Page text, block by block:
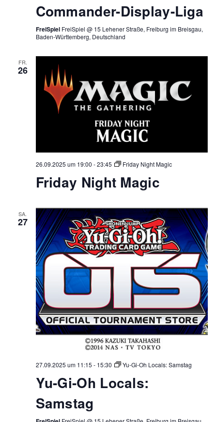
Commander-Display-Liga
FreiSpiel FreiSpiel @ 15 Lehener Straße, Freiburg im Breisgau,
Baden-Württemberg, Deutschland
FR.
26
26.09.2025 um 19:00 -23:45 Friday Night Magic
Friday Night Magic
SA.
27
27.09.2025 um 11:15 - 15:30 Yu-Gi-Oh Locals: Samstag
Yu-Gi-Oh Locals:
Samstag